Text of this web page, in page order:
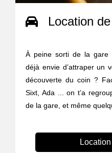
Location
À peine sorti de la gare
déjà envie d’attraper un
découverte du coin ?
Sixt, Ada ... on t’a
de la gare, et même